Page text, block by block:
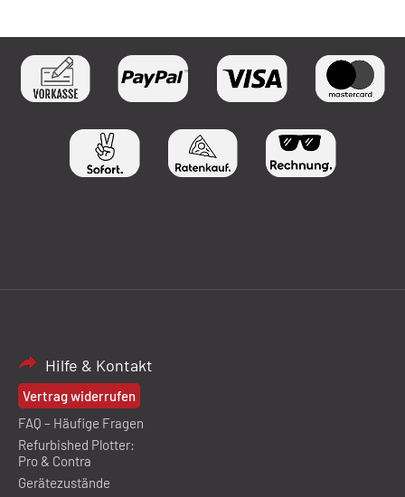
Hilfe & Kontakt
Vertrag widerrufen
FAQ – Häufige Fragen
Refurbished Plotter:
Pro & Contra
Gerätezustände